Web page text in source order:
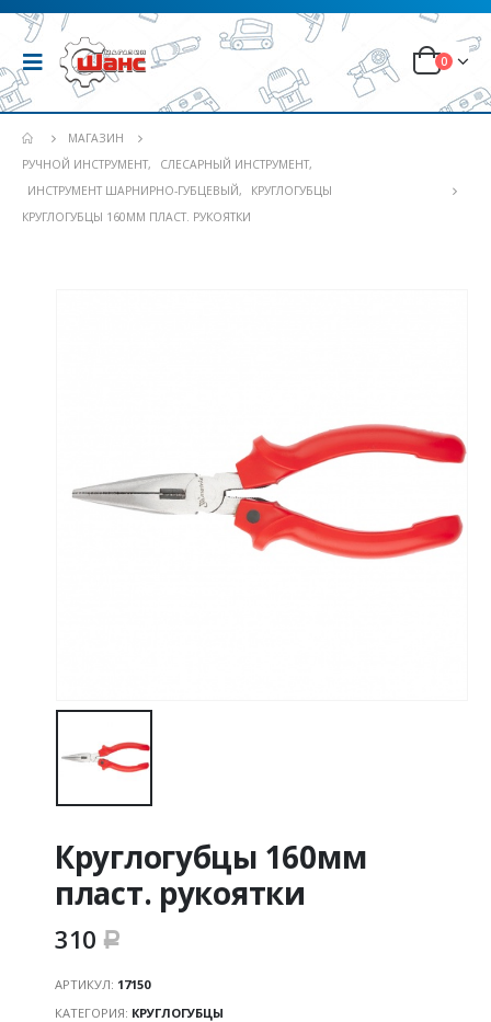
0
МАГАЗИН
РУЧНОЙ ИНСТРУМЕНТ, СЛЕСАРНЫЙ ИНСТРУМЕНТ,
ИНСТРУМЕНТ ШАРНИРНО-ГУБЦЕВЫЙ,
КРУГЛОГУБЦЫ
КРУГЛОГУБЦЫ 160ММ ПЛАСТ. РУКОЯТКИ
Круглогубцы 160мм
пласт. рукоятки
310 Р
АРТИКУЛ: 17150
КАТЕГОРИЯ: КРУГЛОГУБЦЫ